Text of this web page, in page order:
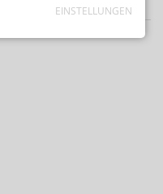
EINSTELLUNGEN